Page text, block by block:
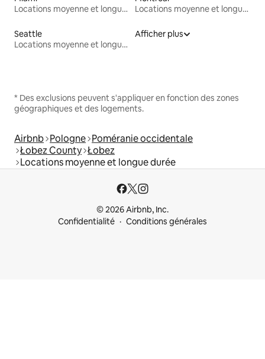
Locations moyenne et longue durée
Locations moyenne et longue durée
Seattle
Locations moyenne et longue durée
Afficher plus
* Des exclusions peuvent s'appliquer en fonction des zones
géographiques et des logements.
Airbnb Pologne Poméranie occidentale
Łobez County Łobez
Locations moyenne et longue durée
© 2026 Airbnb, Inc.
Confidentialité
Conditions générales